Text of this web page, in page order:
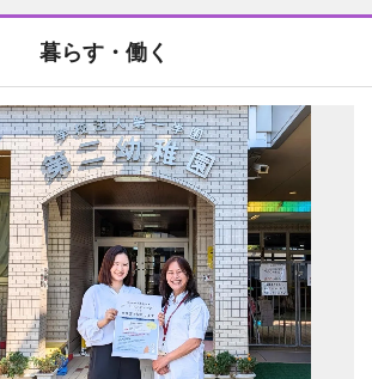
暮らす・働く